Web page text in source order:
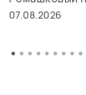
07.08.2026